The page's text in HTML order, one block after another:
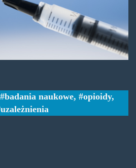
badania naukowe, opioidy,
uzależnienia